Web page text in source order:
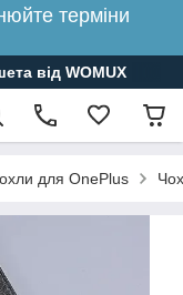
терміни
від WOMUX
для OnePlus